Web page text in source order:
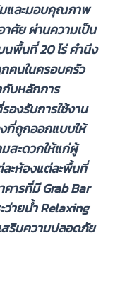
และมอบคุณภาพ
ศัย ผ่านความเป็น
พื้นที่ 20 ไร่ คำนึง
คนในครอบครัว
บหลักการ
องรับการใช้งาน
ที่ถูกออกแบบให้
สะดวกให้แก่ผู้
ละห้องแต่ละพื้นที่
ารที่มี Grab Bar
ว่ายน้ำ Relaxing
สริมความปลอดภัย